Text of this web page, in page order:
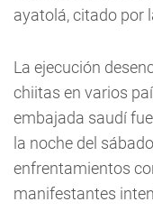
ayatolá, citado por
La ejecución
chiitas en varios
embajada saudí
la noche del
enfrentamientos
manifestantes